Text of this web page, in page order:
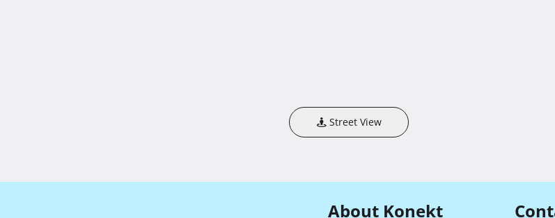
Street View
About Konekt